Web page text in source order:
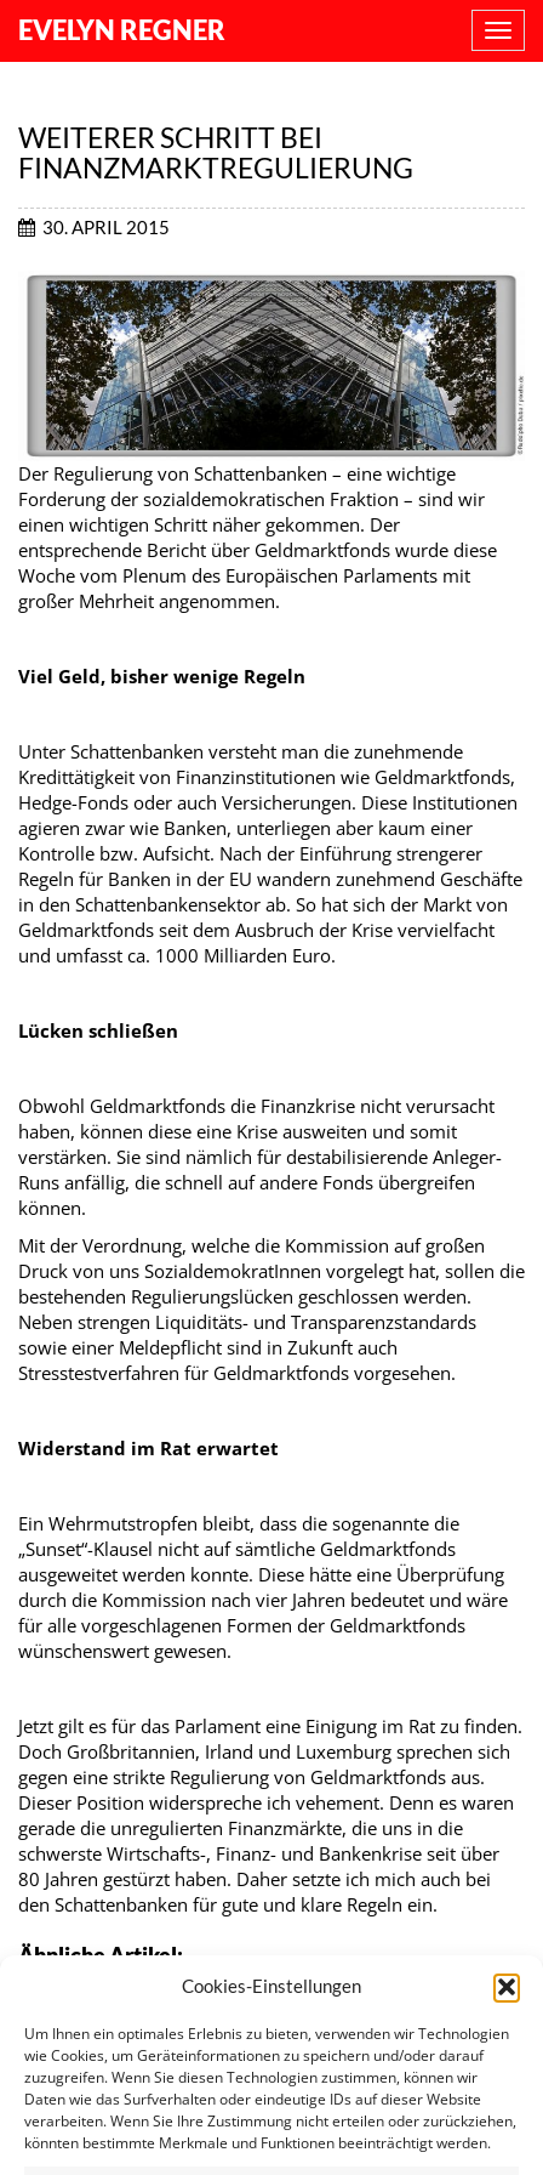
Cookies-Einstellungen
Um Ihnen ein optimales Erlebnis zu bieten, verwenden wir Technologien
wie Cookies, um Geräteinformationen zu speichern und/oder darauf
zuzugreifen. Wenn Sie diesen Technologien zustimmen, können wir
Daten wie das Surfverhalten oder eindeutige IDs auf dieser Website
verarbeiten. Wenn Sie Ihre Zustimmung nicht erteilen oder zurückziehen,
könnten bestimmte Merkmale und Funktionen beeinträchtigt werden.
EVELYN REGNER
WEITERER SCHRITT BEI
FINANZMARKTREGULIERUNG
30. APRIL 2015
Der Regulierung von Schattenbanken – eine wichtige
Forderung der sozialdemokratischen Fraktion – sind wir
einen wichtigen Schritt näher gekommen. Der
entsprechende Bericht über Geldmarktfonds wurde diese
Woche vom Plenum des Europäischen Parlaments mit
großer Mehrheit angenommen.
Viel Geld, bisher wenige Regeln
Unter Schattenbanken versteht man die zunehmende
Kredittätigkeit von Finanzinstitutionen wie Geldmarktfonds,
Hedge-Fonds oder auch Versicherungen. Diese Institutionen
agieren zwar wie Banken, unterliegen aber kaum einer
Kontrolle bzw. Aufsicht. Nach der Einführung strengerer
Regeln für Banken in der EU wandern zunehmend Geschäfte
in den Schattenbankensektor ab. So hat sich der Markt von
Geldmarktfonds seit dem Ausbruch der Krise vervielfacht
und umfasst ca. 1000 Milliarden Euro.
Lücken schließen
Obwohl Geldmarktfonds die Finanzkrise nicht verursacht
haben, können diese eine Krise ausweiten und somit
verstärken. Sie sind nämlich für destabilisierende Anleger-
Runs anfällig, die schnell auf andere Fonds übergreifen
können.
Mit der Verordnung, welche die Kommission auf großen
Druck von uns SozialdemokratInnen vorgelegt hat, sollen die
bestehenden Regulierungslücken geschlossen werden.
Neben strengen Liquiditäts- und Transparenzstandards
sowie einer Meldepflicht sind in Zukunft auch
Stresstestverfahren für Geldmarktfonds vorgesehen.
Widerstand im Rat erwartet
Ein Wehrmutstropfen bleibt, dass die sogenannte die
„Sunset“-Klausel nicht auf sämtliche Geldmarktfonds
ausgeweitet werden konnte. Diese hätte eine Überprüfung
durch die Kommission nach vier Jahren bedeutet und wäre
für alle vorgeschlagenen Formen der Geldmarktfonds
wünschenswert gewesen.
Jetzt gilt es für das Parlament eine Einigung im Rat zu finden.
Doch Großbritannien, Irland und Luxemburg sprechen sich
gegen eine strikte Regulierung von Geldmarktfonds aus.
Dieser Position widerspreche ich vehement. Denn es waren
gerade die unregulierten Finanzmärkte, die uns in die
schwerste Wirtschafts-, Finanz- und Bankenkrise seit über
80 Jahren gestürzt haben. Daher setzte ich mich auch bei
den Schattenbanken für gute und klare Regeln ein.
Ähnliche Artikel:
EU-Parlament will Schattenbanken regulieren
Frauen in Führungspositionen
Von wegen lächerlich – Das EU-Parlament redet nicht…
FinCEN& Wirecard-Skandal
Anhörungen der designierten EU-KommissarInnen
Regner zu Hill: "Keine Vision bei